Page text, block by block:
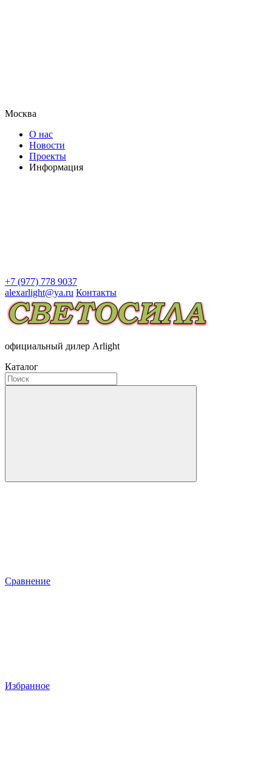
Москва
О нас
Новости
Проекты
Информация
+7 (977) 778 9037
alexarlight@ya.ru Контакты
официальный дилер Arlight
Каталог
Сравнение
Избранное